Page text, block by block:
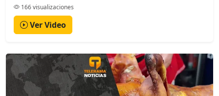
166 visualizaciones
Ver Video